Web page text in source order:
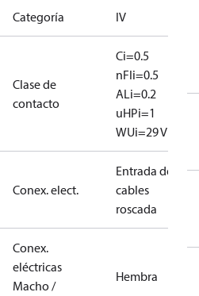
Categoría IV
Clase de
contacto
Ci=0.5
nFIi=0.5
ALi=0.2
uHPi=1
WUi=29 V
Conex. elect.
Entrada de
cables
roscada
Conex.
eléctricas
Macho /
Hembra